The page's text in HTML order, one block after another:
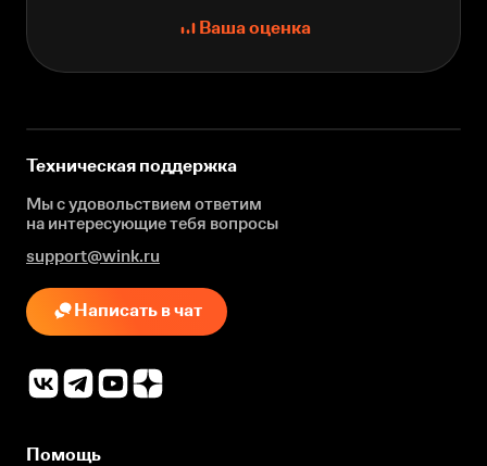
Ваша оценка
Техническая поддержка
Мы с удовольствием ответим
на интересующиетебя вопросы
support@wink.ru
Написать в чат
Помощь